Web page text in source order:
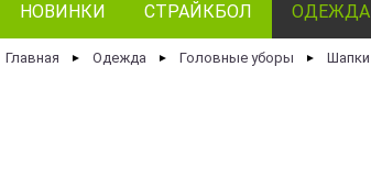
НОВИНКИ СТРАЙКБОЛ ОДЕЖДА
Главная ► Одежда ► Головные уборы ► Шапки